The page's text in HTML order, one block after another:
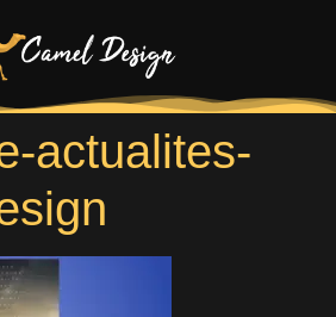
actualites-